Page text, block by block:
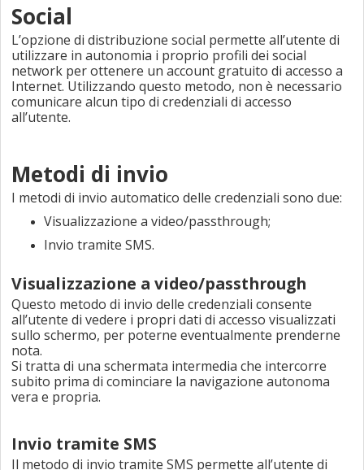
Social
L’opzione di distribuzione social permette all’utente di
utilizzare in autonomia i proprio profili dei social
network per ottenere un account gratuito di accesso a
Internet. Utilizzando questo metodo, non è necessario
comunicare alcun tipo di credenziali di accesso
all’utente.
Metodi di invio
I metodi di invio automatico delle credenziali sono due:
Visualizzazione a video/passthrough;
Invio tramite SMS.
Visualizzazione a video/passthrough
Questo metodo di invio delle credenziali consente
all’utente di vedere i propri dati di accesso visualizzati
sullo schermo, per poterne eventualmente prenderne
nota.
Si tratta di una schermata intermedia che intercorre
subito prima di cominciare la navigazione autonoma
vera e propria.
Invio tramite SMS
Il metodo di invio tramite SMS permette all’utente di